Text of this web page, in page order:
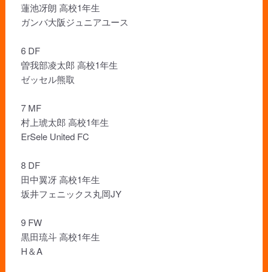
蓮池冴朗 高校1年生
ガンバ大阪ジュニアユース
6 DF
曽我部凌太郎 高校1年生
ゼッセル熊取
7 MF
村上琥太郎 高校1年生
ErSele United FC
8 DF
田中翼冴 高校1年生
坂井フェニックス丸岡JY
9 FW
黒田琉斗 高校1年生
H＆A